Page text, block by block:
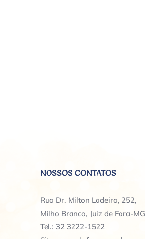
NOSSOS CONTATOS
Rua Dr. Milton Ladeira, 252,
Milho Branco, Juiz de Fora-MG
Tel.: 32 3222-1522